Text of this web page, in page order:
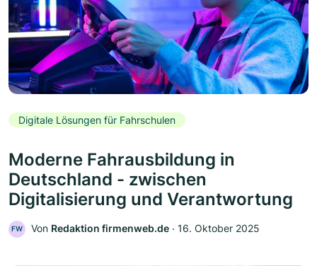
Digitale Lösungen für Fahrschulen
Moderne Fahrausbildung in
Deutschland - zwischen
Digitalisierung und Verantwortung
FW Von Redaktion firmenweb.de ‧ 16. Oktober 2025